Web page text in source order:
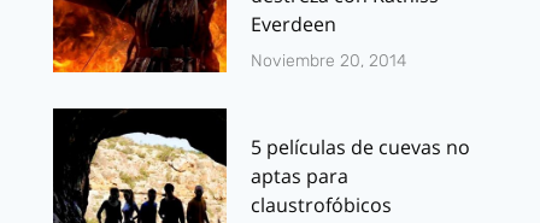
Everdeen
Noviembre 20, 2014
5 películas de cuevas no
aptas para
claustrofóbicos